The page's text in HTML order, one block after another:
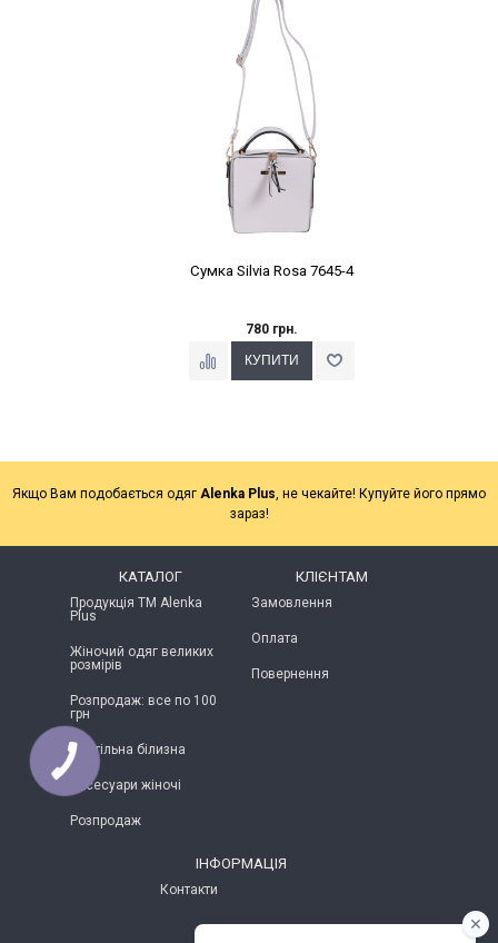
Сумка Silvia Rosa 7645-4
780 грн.
Якщо Вам подобається одяг Alenka Plus, не чекайте! Купуйте його прямо
зараз!
КАТАЛОГ
Продукція ТМ Alenka
Plus
Жіночий одяг великих
розмірів
Розпродаж: все по 100
грн
Постільна білизна
Аксесуари жіночі
Розпродаж
КЛІЄНТАМ
Замовлення
Оплата
Повернення
ІНФОРМАЦІЯ
Контакти
КНОПКА
ЗВ'ЯЗКУ